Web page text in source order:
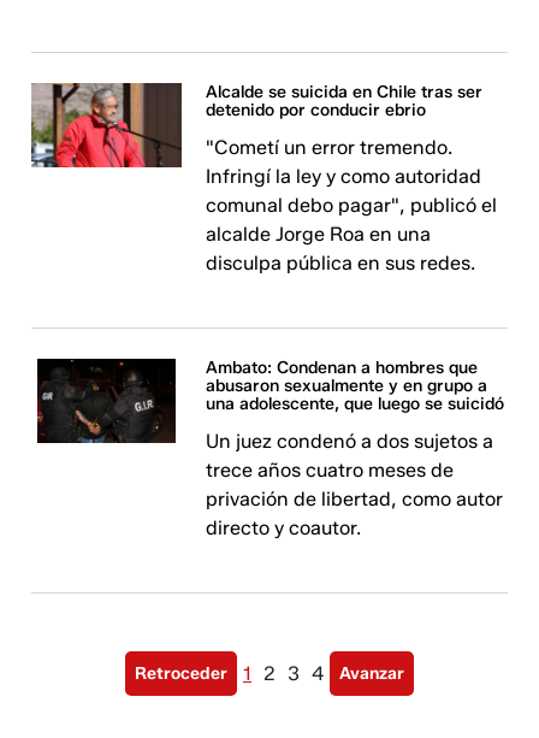
Alcalde se suicida en Chile tras ser
detenido por conducir ebrio
"Cometí un error tremendo.
Infringí la ley y como autoridad
comunal debo pagar", publicó el
alcalde Jorge Roa en una
disculpa pública en sus redes.
Ambato: Condenan a hombres que
abusaron sexualmente y en grupo a
una adolescente, que luego se suicidó
Un juez condenó a dos sujetos a
trece años cuatro meses de
privación de libertad, como autor
directo y coautor.
Retroceder 1 2 3 4 Avanzar